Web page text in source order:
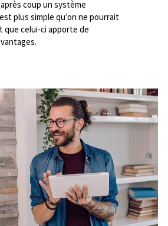
coup un système
plus simple qu’on ne pourrait
que celui-ci apporte de